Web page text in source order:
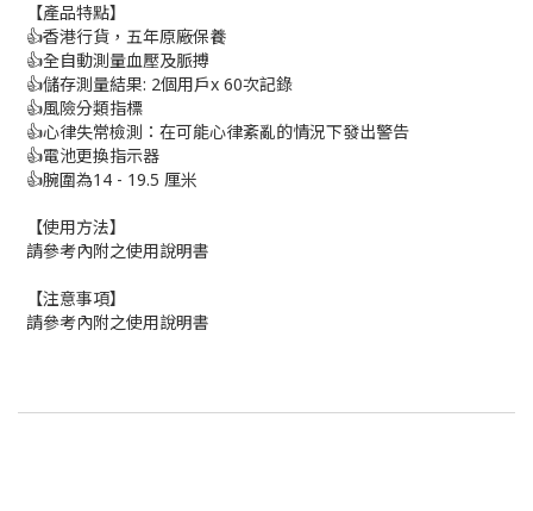
【產品特點】
👍香港行貨，五年原廠保養
👍全自動測量血壓及脈搏
👍儲存測量結果: 2個用戶x 60次記錄
👍風險分類指標
👍心律失常檢測：在可能心律紊亂的情況下發出警告
👍電池更換指示器
👍腕圍為14 - 19.5 厘米
【使用方法】
請參考內附之使用說明書
【注意事項】
請參考內附之使用說明書